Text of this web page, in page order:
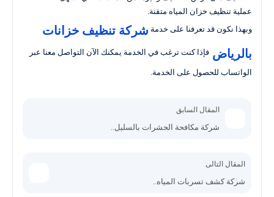
عملية تنظيف خزان المياه متقنة.
وبهذا نكون قد تعرفنا على خدمة شركة تنظيف خزانات
بالرياض فإذا كنت ترغب في الخدمة يمكنك الآن التواصل معنا عبر
الواتساب للحصول على الخدمة.
المقال السابق
شركة مكافحة الحشرات بالسليل..
المقال التالى
شركة كشف تسربات المياه..